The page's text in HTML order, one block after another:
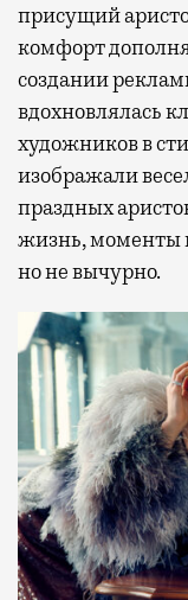
присущий
комфорт
создании
вдохновлялась
художников в
изображали
праздных
жизнь, моменты
но не вычурно.